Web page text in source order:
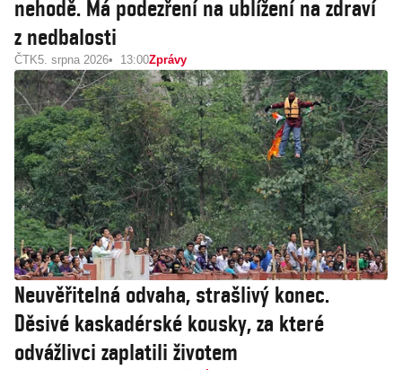
nehodě. Má podezření na ublížení na zdraví
z nedbalosti
ČTK5. srpna 2026 13:00Zprávy
Neuvěřitelná odvaha, strašlivý konec.
Děsivé kaskadérské kousky, za které
odvážlivci zaplatili životem